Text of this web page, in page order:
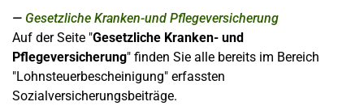
Gesetzliche Kranken-und Pflegeversicherung
Auf der Seite "Gesetzliche Kranken- und
Pflegeversicherung" finden Sie alle bereits im Bereich
"Lohnsteuerbescheinigung" erfassten
Sozialversicherungsbeiträge.